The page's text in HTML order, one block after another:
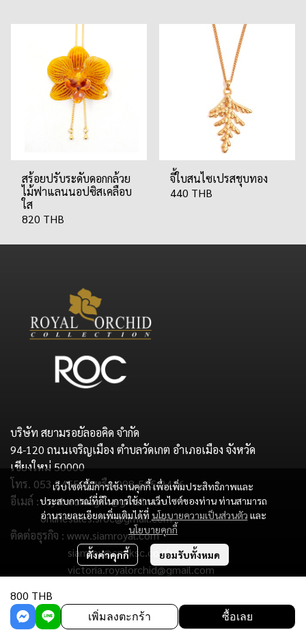
สร้อยปรับระดับดอกกล้วย
ไม้ฟาแลนนอปซิสเคลือบ
ใส
820 THB
จี้ใบสนไซเปรสชุบทอง
440 THB
800 THB
เพิ่มลงตะกร้า ซื้อเลย
เว็บไซต์นี้มีการใช้งานคุกกี้ เพื่อเพิ่มประสิทธิภาพและ
ประสบการณ์ที่ดีในการใช้งานเว็บไซต์ของท่าน ท่านสามารถ
อ่านรายละเอียดเพิ่มเติมได้ที่ นโยบายความเป็นส่วนตัว และ
นโยบายคุกกี้
ตั้งค่าคุกกี้ ยอมรับทั้งหมด
บริษัท สยามรอยัลออคิด จำกัด
94-120 ถนนเจริญเมือง ตำบลวัดเกต อำเภอเมือง จังหวัด
เชียงใหม่ 50000
โทร. 053 245598 หรือ 098-505-2416
อีเมล์ : royalorchidgift@gmail.com
onlinesales.sroc@gmail.com
ติดต่อธุรกิจ : www.siamroyal.com
siamroy@cm.ksc.co.th
victoria.royalorchid@gmail.com
Copyright : Siam Royal Orchid Co.,Ltd.